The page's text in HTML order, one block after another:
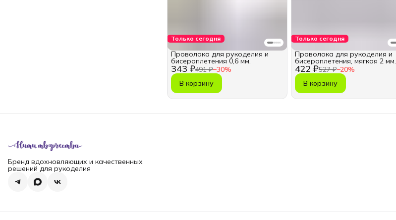
Только сегодня
343 ₽491 ₽−30%
Проволока для рукоделия и
бисероплетения 0,6 мм.
В корзину
Только сегодня
422 ₽527 ₽−20%
Проволока для рукоделия и
бисероплетения, мягкая 2 мм.
10м
В корзину
Бренд вдохновляющих и качественных
решений для рукоделия